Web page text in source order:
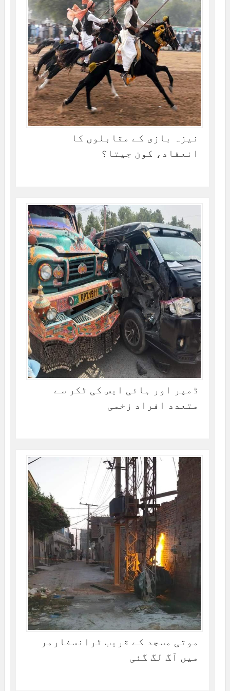
نیزہ بازی کے مقابلوں کا
انعقاد، کون جیتا؟
ڈمپر اور ہائی ایس کی ٹکر سے
متعدد افراد زخمی
موتی مسجد کے قریب ٹرانسفارمر
میں آگ لگ گئی